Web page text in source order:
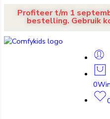
Profiteer t/m 1
bestelling. Gebruik
0